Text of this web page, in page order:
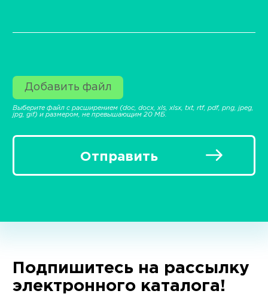
Добавить файл
Выберите файл с расширением (doc, docx, xls, xlsx, txt, rtf, pdf, png, jpeg,
jpg, gif) и размером, не превышающим 20 МБ.
Отправить
Подпишитесь на рассылку
электронного каталога!